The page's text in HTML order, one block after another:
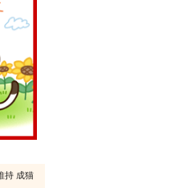
持 成猫